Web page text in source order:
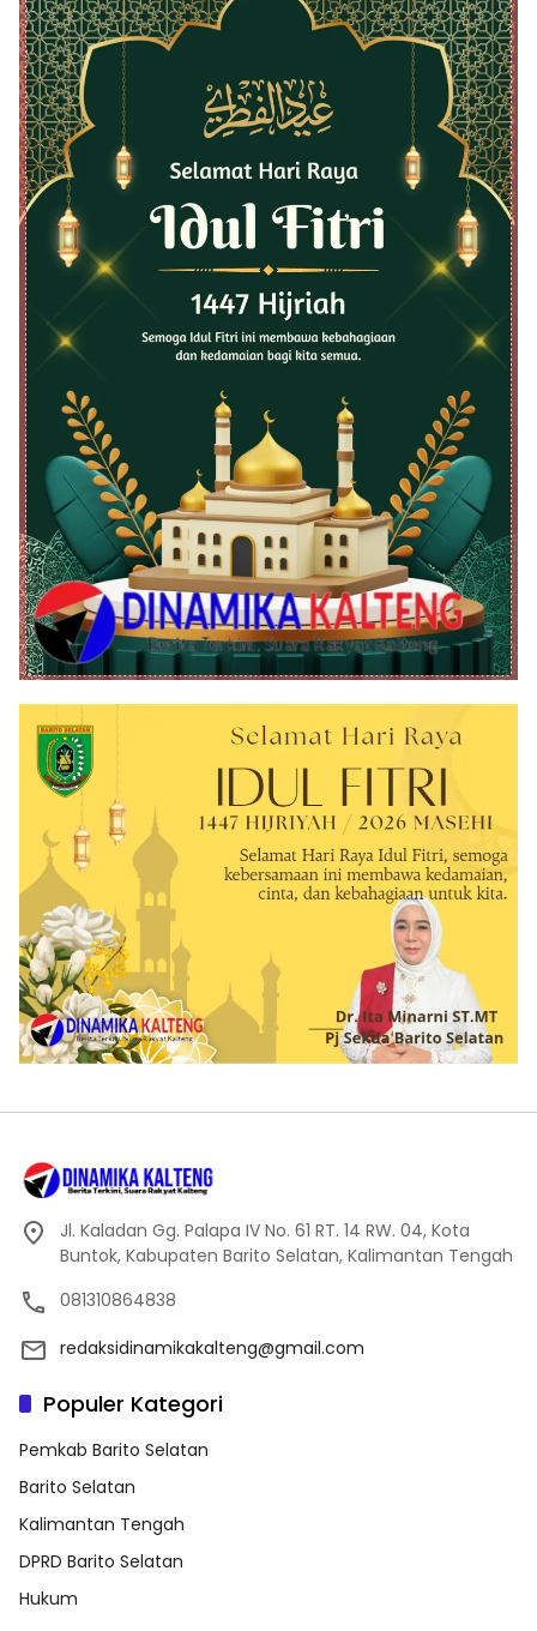
Jl. Kaladan Gg. Palapa IV No. 61 RT. 14 RW. 04, Kota
Buntok, Kabupaten Barito Selatan, Kalimantan Tengah
081310864838
redaksidinamikakalteng@gmail.com
Populer Kategori
Pemkab Barito Selatan
Barito Selatan
Kalimantan Tengah
DPRD Barito Selatan
Hukum